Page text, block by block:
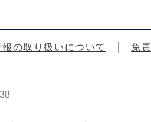
の取り扱いについて 免